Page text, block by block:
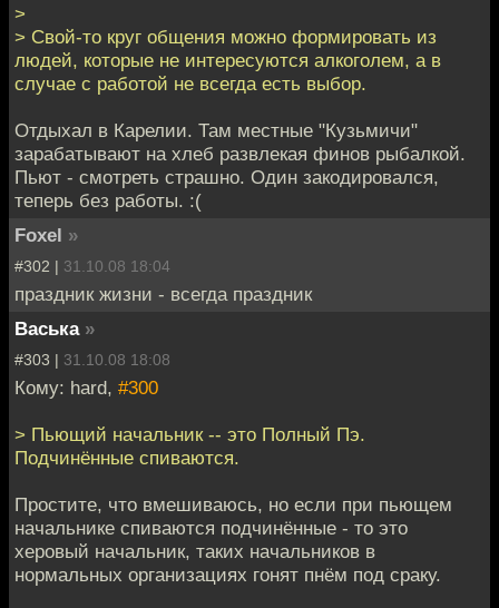
>
> Свой-то круг общения можно формировать из
людей, которые не интересуются алкоголем, а в
случае с работой не всегда есть выбор.
Отдыхал в Карелии. Там местные "Кузьмичи"
зарабатывают на хлеб развлекая финов рыбалкой.
Пьют - смотреть страшно. Один закодировался,
теперь без работы. :(
Foxel »
#302 | 31.10.08 18:04
праздник жизни - всегда праздник
Васька »
#303 | 31.10.08 18:08
Кому: hard, #300
> Пьющий начальник -- это Полный Пэ.
Подчинённые спиваются.
Простите, что вмешиваюсь, но если при пьющем
начальнике спиваются подчинённые - то это
херовый начальник, таких начальников в
нормальных организациях гонят пнём под сраку.